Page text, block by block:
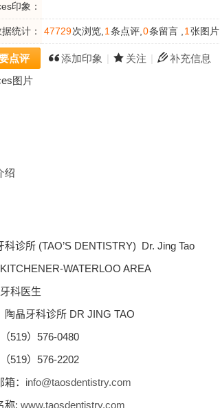
印象：
统计： 47729次浏览, 1 条点评, 0条留言 , 1 张图片,
点评 添加印象 关注 补充信息
图片
绍
科诊所 (TAO’S DENTISTRY) Dr. Jing Tao
WATERLOO AREA
牙科医生
陶晶牙科诊所 DR JING TAO
（519） 576-0480
（519） 576-2202
箱： info@taosdentistry.com
称: www.taosdentistry.com